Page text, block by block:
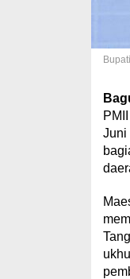
Juni